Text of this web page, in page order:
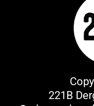
221B